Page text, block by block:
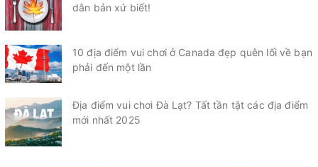
dân bản xứ biết!
10 địa điểm vui chơi ở Canada đẹp quên lối về bạn
phải đến một lần
Địa điểm vui chơi Đà Lạt? Tất tần tật các địa điểm
mới nhất 2025